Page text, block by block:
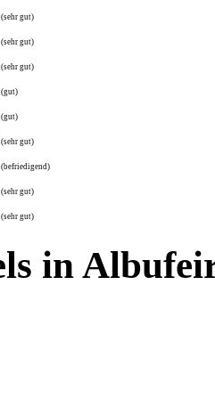
(sehr gut)
(sehr gut)
(sehr gut)
(gut)
(gut)
(sehr gut)
(befriedigend)
(sehr gut)
(sehr gut)
in